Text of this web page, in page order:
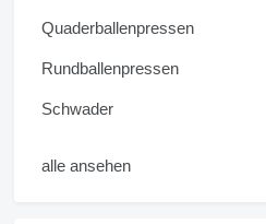
Quaderballenpressen
Rundballenpressen
Schwader
alle ansehen